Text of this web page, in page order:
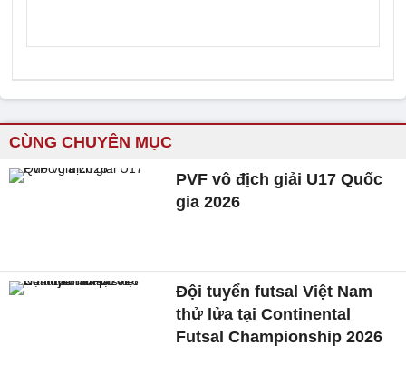
CÙNG CHUYÊN MỤC
PVF vô địch giải U17 Quốc
gia 2026
Đội tuyển futsal Việt Nam
thử lửa tại Continental
Futsal Championship 2026